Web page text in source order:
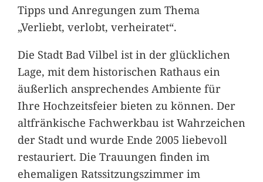
Tipps und Anregungen zum Thema
„Verliebt, verlobt, verheiratet“.
Die Stadt Bad Vilbel ist in der glücklichen
Lage, mit dem historischen Rathaus ein
äußerlich ansprechendes Ambiente für
Ihre Hochzeitsfeier bieten zu können. Der
altfränkische Fachwerkbau ist Wahrzeichen
der Stadt und wurde Ende 2005 liebevoll
restauriert. Die Trauungen finden im
ehemaligen Ratssitzungszimmer im